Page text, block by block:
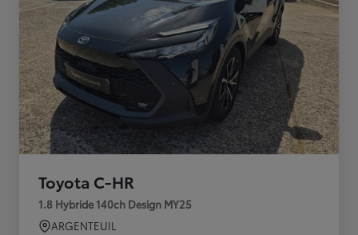
Toyota C-HR
1.8 Hybride 140ch Design MY25
ARGENTEUIL